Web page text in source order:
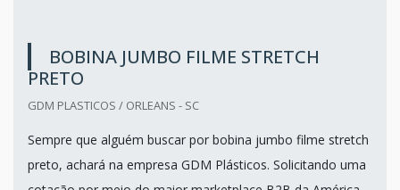
BOBINA JUMBO FILME STRETCH
PRETO
GDM PLASTICOS / ORLEANS - SC
Sempre que alguém buscar por bobina jumbo filme stretch
preto, achará na empresa GDM Plásticos. Solicitando uma